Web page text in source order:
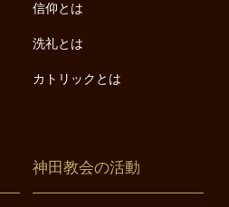
信仰とは
洗礼とは
カトリックとは
神田教会の活動